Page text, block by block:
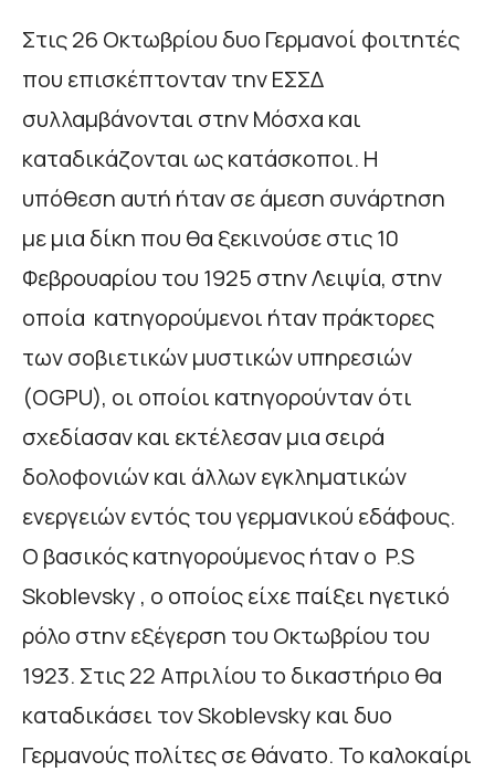
Στις 26 Οκτωβρίου δυο Γερμανοί φοιτητές
που επισκέπτονταν την ΕΣΣΔ
συλλαμβάνονται στην Μόσχα και
καταδικάζονται ως κατάσκοποι. Η
υπόθεση αυτή ήταν σε άμεση συνάρτηση
με μια δίκη που θα ξεκινούσε στις 10
Φεβρουαρίου του 1925 στην Λειψία, στην
οποία κατηγορούμενοι ήταν πράκτορες
των σοβιετικών μυστικών υπηρεσιών
(OGPU), οι οποίοι κατηγορούνταν ότι
σχεδίασαν και εκτέλεσαν μια σειρά
δολοφονιών και άλλων εγκληματικών
ενεργειών εντός του γερμανικού εδάφους.
Ο βασικός κατηγορούμενος ήταν ο P.S
Skoblevsky , ο οποίος είχε παίξει ηγετικό
ρόλο στην εξέγερση του Οκτωβρίου του
1923. Στις 22 Απριλίου το δικαστήριο θα
καταδικάσει τον Skoblevsky και δυο
Γερμανούς πολίτες σε θάνατο. Το καλοκαίρι